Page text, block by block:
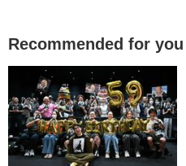
Recommended for you